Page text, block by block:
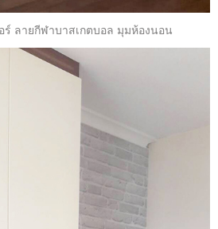
ร์ ลายกีฬาบาสเกตบอล มุมห้องนอน